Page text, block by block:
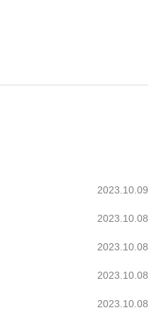
2023.10.09
2023.10.08
2023.10.08
2023.10.08
2023.10.08